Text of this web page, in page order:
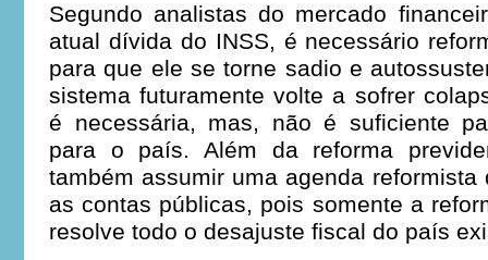
Segundo analistas do mercado
atual dívida do INSS, é necessário
para que ele se torne sadio e
sistema futuramente volte a sofrer
é necessária, mas, não é suficiente
para o país. Além da reforma
também assumir uma agenda reformista
as contas públicas, pois somente a
resolve todo o desajuste fiscal do país